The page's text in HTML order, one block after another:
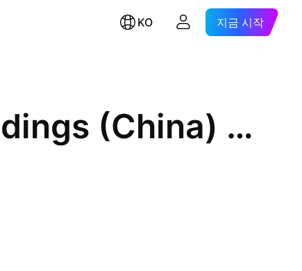
KO 지금 시작
Shirble Department Store Holdings (China) Ltd.